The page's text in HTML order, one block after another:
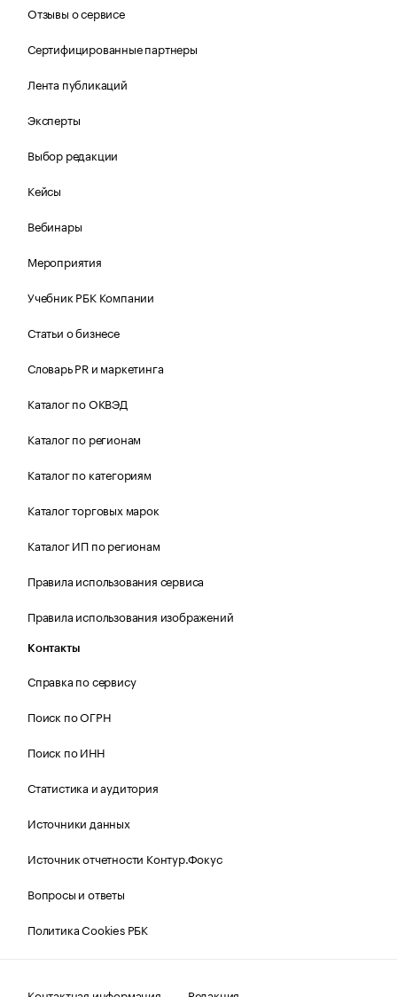
Отзывы о сервисе
Сертифицированные партнеры
Лента публикаций
Эксперты
Выбор редакции
Кейсы
Вебинары
Мероприятия
Учебник РБК Компании
Статьи о бизнесе
Словарь PR и маркетинга
Каталог по ОКВЭД
Каталог по регионам
Каталог по категориям
Каталог торговых марок
Каталог ИП по регионам
Правила использования сервиса
Правила использования изображений
Контакты
Справка по сервису
Поиск по ОГРН
Поиск по ИНН
Статистика и аудитория
Источники данных
Источник отчетности Контур.Фокус
Вопросы и ответы
Политика Cookies РБК